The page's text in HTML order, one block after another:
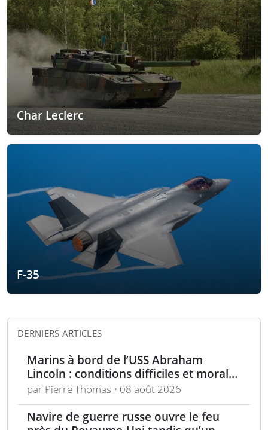
Char Leclerc
F-35
DERNIERS ARTICLES
Marins à bord de l’USS Abraham
Lincoln : conditions difficiles et moral
en berne selon leurs familles
par Pierre Thomas • 08 août 2026
Navire de guerre russe ouvre le feu